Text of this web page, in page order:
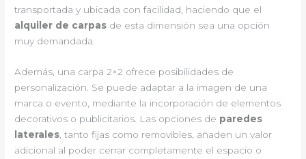
transportada y ubicada con facilidad, haciendo que el
alquiler de carpas de esta dimensión sea una opción
muy demandada.
Además, una carpa 2×2 ofrece posibilidades de
personalización. Se puede adaptar a la imagen de una
marca o evento, mediante la incorporación de elementos
decorativos o publicitarios. Las opciones de paredes
laterales , tanto fijas como removibles, añaden un valor
adicional al poder cerrar completamente el espacio o